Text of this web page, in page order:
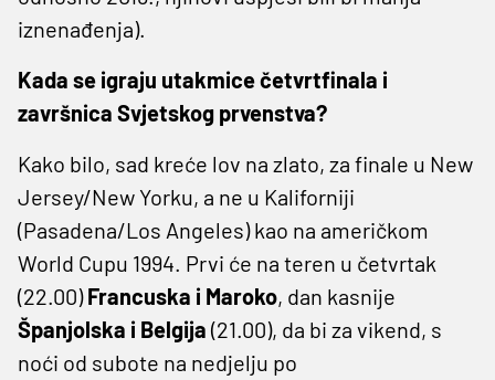
iznenađenja).
Kada se igraju utakmice četvrtfinala i
završnica Svjetskog prvenstva?
Kako bilo, sad kreće lov na zlato, za finale u New
Jersey/New Yorku, a ne u Kaliforniji
(Pasadena/Los Angeles) kao na američkom
World Cupu 1994. Prvi će na teren u četvrtak
(22.00)Francuska i Maroko, dan kasnije
Španjolska i Belgija (21.00), da bi za vikend, s
noći od subote na nedjelju po